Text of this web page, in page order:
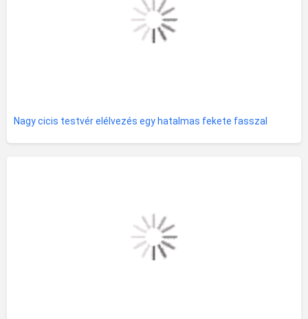
Nagy cicis testvér elélvezés egy hatalmas fekete fasszal